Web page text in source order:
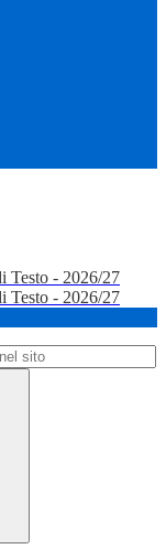
Testo - 2026/27
Testo - 2026/27